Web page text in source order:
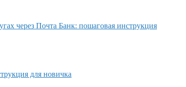
через Почта Банк: пошаговая инструкция
для новичка